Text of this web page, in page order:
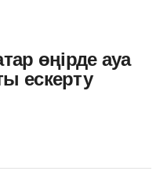
өңірде ауа
ескерту